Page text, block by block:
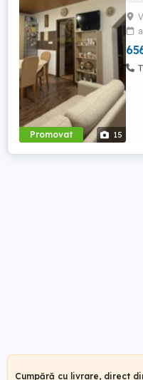
Promovat 15
Cumpără cu livrare, direct